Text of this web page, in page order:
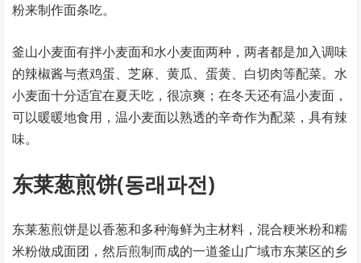
粉来制作面条吃。
釜山小麦面有拌小麦面和水小麦面两种，两者都是加入调味
的辣椒酱与煮鸡蛋、芝麻、黄瓜、蛋黄、白切肉等配菜。水
小麦面十分适宜在夏天吃，很凉爽；在冬天还有温小麦面，
可以暖暖地食用，温小麦面以熟透的辛奇作为配菜，具有辣
味。
东莱葱煎饼(동래파전)
东莱葱煎饼是以香葱和多种海鲜为主材料，混合粳米粉和糯
米粉做成面团，然后煎制而成的一道釜山广域市东莱区的乡